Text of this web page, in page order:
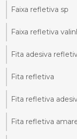
Faixa refletiva sp
Faixa refletiva
Fita adesiva
Fita refletiva
Fita refletiva
Fita refletiva